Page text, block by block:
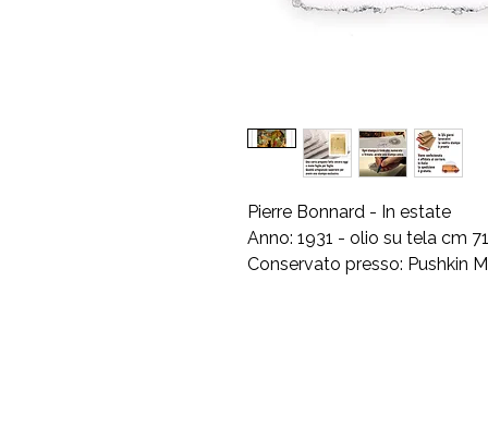
Pierre Bonnard - In estate
Anno: 1931 - olio su tela cm
Conservato presso: Pushkin